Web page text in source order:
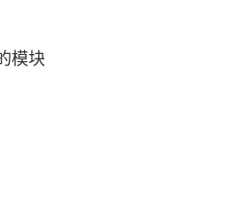
模块